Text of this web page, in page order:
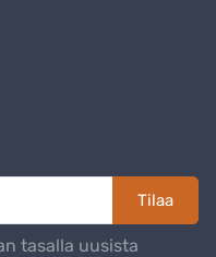
Tilaa
tasalla uusista